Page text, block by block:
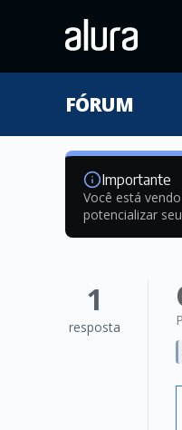
FÓRUM
Importante
Você está
potencializar
1
resposta